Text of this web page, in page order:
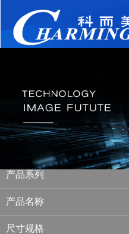
产品系列
产品名称
尺寸规格